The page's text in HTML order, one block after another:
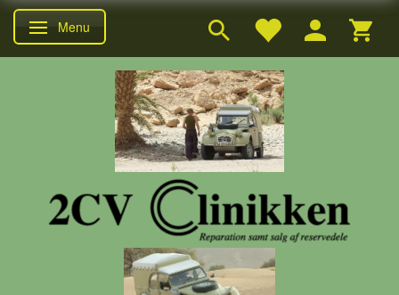
Skifte navigation
Menu